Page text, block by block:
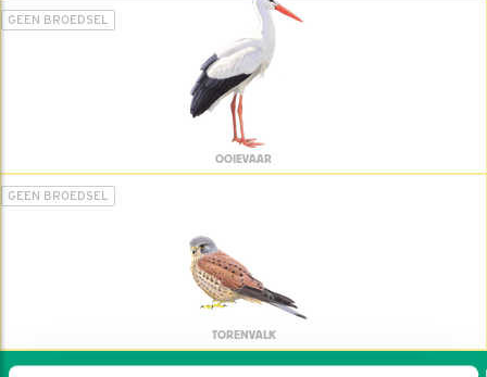
GEEN BROEDSEL
OOIEVAAR
GEEN BROEDSEL
TORENVALK